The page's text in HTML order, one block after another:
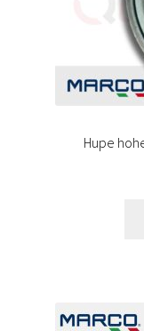
Hupe